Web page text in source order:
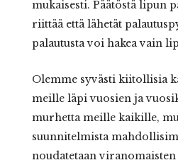
mukaisesti. Päätöstä lipun
riittää että lähetät
palautusta voi hakea vain
Olemme syvästi kiitollisia
meille läpi vuosien ja
murhetta meille kaikille,
suunnitelmista
noudatetaan